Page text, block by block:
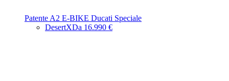
Patente A2 E-BIKE Ducati Speciale
DesertXDa 16.990 €